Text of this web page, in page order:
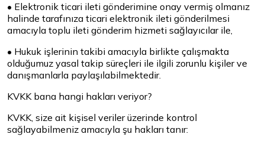
• Elektronik ticari ileti gönderimine onay vermiş olmanız
halinde tarafınıza ticari elektronik ileti gönderilmesi
amacıyla toplu ileti gönderim hizmeti sağlayıcılar ile,
• Hukuk işlerinin takibi amacıyla birlikte çalışmakta
olduğumuz yasal takip süreçleri ile ilgili zorunlu kişiler ve
danışmanlarla paylaşılabilmektedir.
KVKK bana hangi hakları veriyor?
KVKK, size ait kişisel veriler üzerinde kontrol
sağlayabilmeniz amacıyla şu hakları tanır: